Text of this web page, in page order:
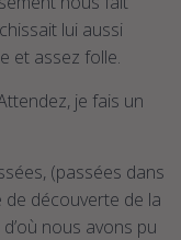
lui aussi
et assez folle.
je fais un
(passées dans
de découverte de la
nous avons pu